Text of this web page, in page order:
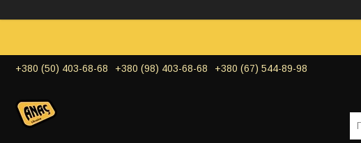
+380 (50) 403-68-68 +380 (98) 403-68-68 +380 (67) 544-89-98